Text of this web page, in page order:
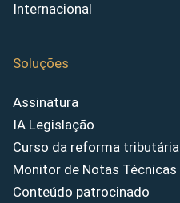
Internacional
Soluções
Assinatura
IA Legislação
Curso da reforma tributária
Monitor de Notas Técnicas
Conteúdo patrocinado